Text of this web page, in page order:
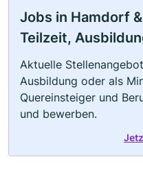
Jobs in Hamdorf
Teilzeit,
Aktuelle
Ausbildung oder als
Quereinsteiger und
und bewerben.